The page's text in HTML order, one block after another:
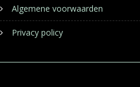
Algemene voorwaarden
Privacy policy